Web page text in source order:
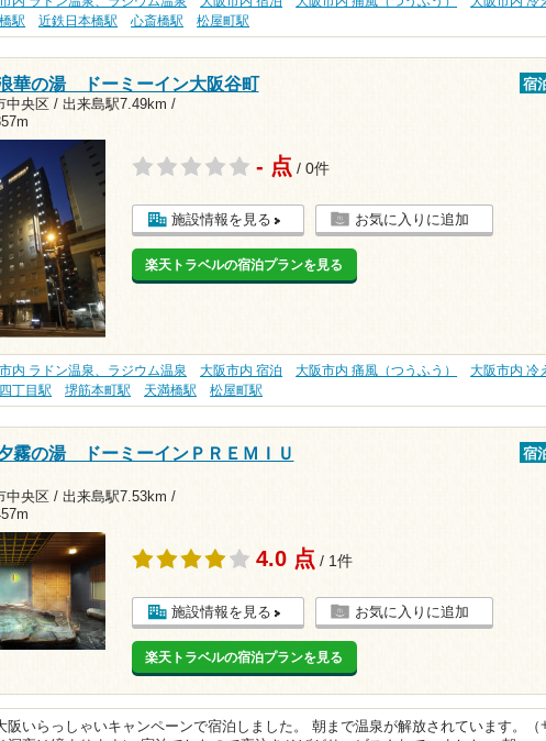
駅
近鉄日本橋駅 心斎橋駅 松屋町駅
華の湯 ドーミーイン大阪谷町
中央区 / 出来島駅7.49km /
宿
- 点 / 0件
施設情報を見る お気に入りに追加
楽天トラベルの宿泊プランを見る
内 ラドン温泉、ラジウム温泉 大阪市内 宿泊 大阪市内 痛風（つうふう）
大阪市内 冷
丁目駅
堺筋本町駅 天満橋駅 松屋町駅
霧の湯 ドーミーインＰＲＥＭＩＵ
中央区 / 出来島駅7.53km /
宿
4.0 点 / 1件
施設情報を見る お気に入りに追加
楽天トラベルの宿泊プランを見る
阪いらっしゃいキャンペーンで宿泊しました。 朝まで温泉が解放されています。（